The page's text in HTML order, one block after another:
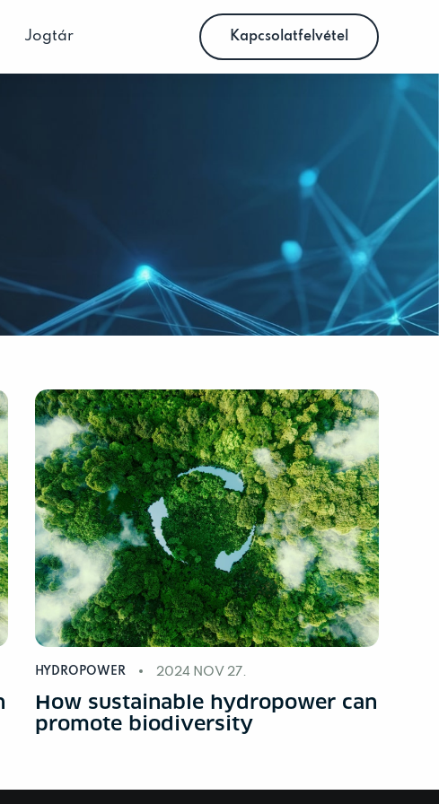
Jogtár Kapcsolatfelvétel
HYDROPOWER
How sustainable hydropower can
promote biodiversity
2024 NOV 27.